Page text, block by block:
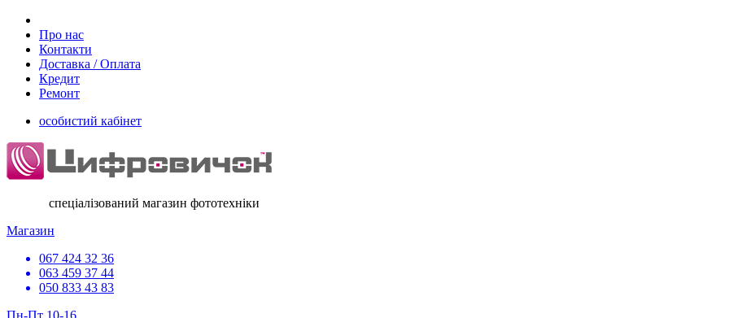
Про нас
Контакти
Доставка / Оплата
Кредит
Ремонт
особистий кабінет
спеціалізований магазин фототехніки
Магазин
067 424 32 36
063 459 37 44
050 833 43 83
Пн-Пт 10-16